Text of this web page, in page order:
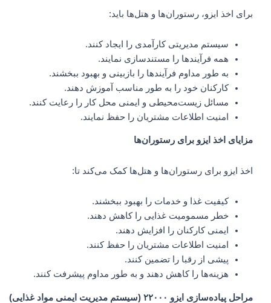
برای اخذ ایزو، رستوران‌ها و هتل‌ها باید:
سیستم مدیریتی کارآمدی را ایجاد کنند.
همه فرآیندها را مستندسازی نمایند.
به طور مداوم فرآیندها را بازبینی و بهبود ببخشند.
کارکنان خود را به طور مناسب آموزش دهند.
مسائل زیست‌محیطی و ایمنی محل کار را رعایت کنند.
امنیت اطلاعات مشتریان را حفظ نمایند.
مزایای اخذ ایزو برای رستوران‌ها
اخذ ایزو برای رستوران‌ها و هتل‌ها کمک می‌کند تا:
کیفیت غذا و خدمات را بهبود ببخشند.
خطر مسمومیت غذایی را کاهش دهند.
ایمنی کارکنان را افزایش دهند.
امنیت اطلاعات مشتریان را حفظ کنند.
پیشی از رقبا را تضمین کنند.
هزینه‌ها را کاهش دهند و به طور مداوم پیشرفت کنند.
مراحل پیاده‌سازی ایزو ۲۲۰۰۰ (سیستم مدیریت ایمنی مواد غذایی)